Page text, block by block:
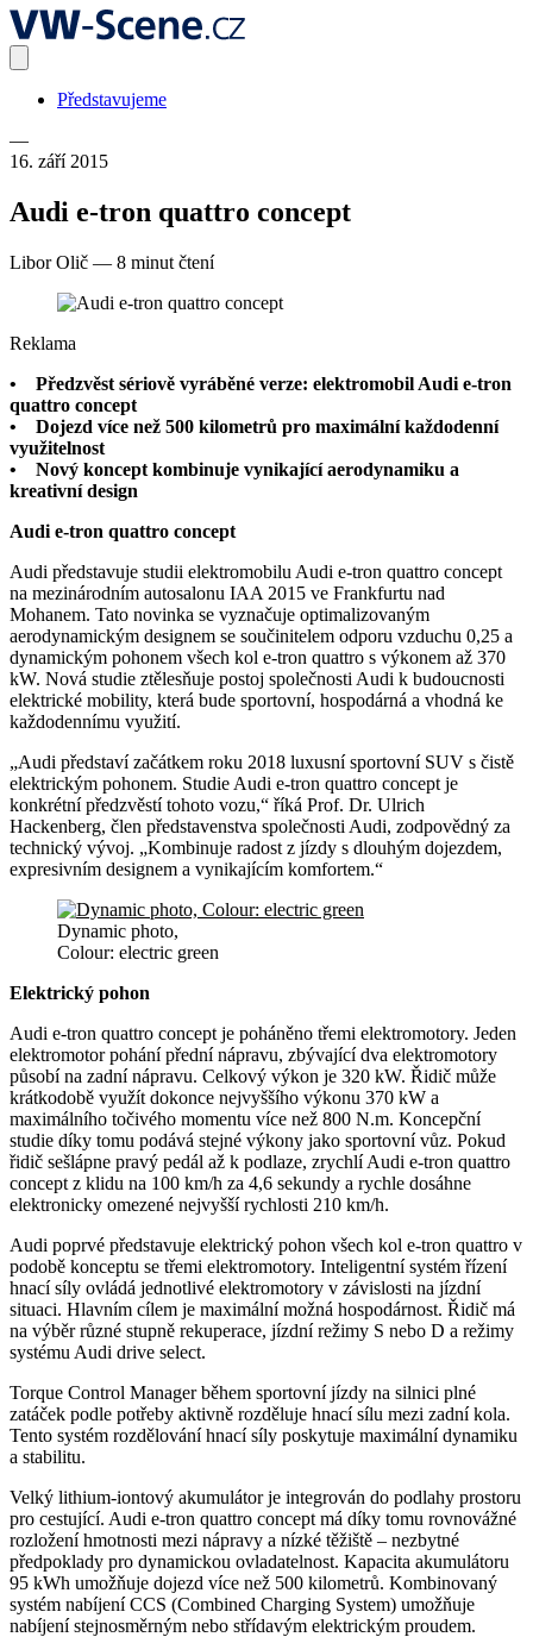
Představujeme
—
16. září 2015
Audi e-tron quattro concept
Libor Olič — 8 minut čtení
Reklama
• Předzvěst sériově vyráběné verze: elektromobil Audi e-tron
quattro concept
• Dojezd více než 500 kilometrů pro maximální každodenní
využitelnost
• Nový koncept kombinuje vynikající aerodynamiku a
kreativní design
Audi e-tron quattro concept
Audi představuje studii elektromobilu Audi e-tron quattro concept
na mezinárodním autosalonu IAA 2015 ve Frankfurtu nad
Mohanem. Tato novinka se vyznačuje optimalizovaným
aerodynamickým designem se součinitelem odporu vzduchu 0,25 a
dynamickým pohonem všech kol e-tron quattro s výkonem až 370
kW. Nová studie ztělesňuje postoj společnosti Audi k budoucnosti
elektrické mobility, která bude sportovní, hospodárná a vhodná ke
každodennímu využití.
„Audi představí začátkem roku 2018 luxusní sportovní SUV s čistě
elektrickým pohonem. Studie Audi e-tron quattro concept je
konkrétní předzvěstí tohoto vozu,“ říká Prof. Dr. Ulrich
Hackenberg, člen představenstva společnosti Audi, zodpovědný za
technický vývoj. „Kombinuje radost z jízdy s dlouhým dojezdem,
expresivním designem a vynikajícím komfortem.“
Dynamic photo,
Colour: electric green
Elektrický pohon
Audi e-tron quattro concept je poháněno třemi elektromotory. Jeden
elektromotor pohání přední nápravu, zbývající dva elektromotory
působí na zadní nápravu. Celkový výkon je 320 kW. Řidič může
krátkodobě využít dokonce nejvyššího výkonu 370 kW a
maximálního točivého momentu více než 800 N.m. Koncepční
studie díky tomu podává stejné výkony jako sportovní vůz. Pokud
řidič sešlápne pravý pedál až k podlaze, zrychlí Audi e-tron quattro
concept z klidu na 100 km/h za 4,6 sekundy a rychle dosáhne
elektronicky omezené nejvyšší rychlosti 210 km/h.
Audi poprvé představuje elektrický pohon všech kol e-tron quattro v
podobě konceptu se třemi elektromotory. Inteligentní systém řízení
hnací síly ovládá jednotlivé elektromotory v závislosti na jízdní
situaci. Hlavním cílem je maximální možná hospodárnost. Řidič má
na výběr různé stupně rekuperace, jízdní režimy S nebo D a režimy
systému Audi drive select.
Torque Control Manager během sportovní jízdy na silnici plné
zatáček podle potřeby aktivně rozděluje hnací sílu mezi zadní kola.
Tento systém rozdělování hnací síly poskytuje maximální dynamiku
a stabilitu.
Velký lithium-iontový akumulátor je integrován do podlahy prostoru
pro cestující. Audi e-tron quattro concept má díky tomu rovnovážné
rozložení hmotnosti mezi nápravy a nízké těžiště – nezbytné
předpoklady pro dynamickou ovladatelnost. Kapacita akumulátoru
95 kWh umožňuje dojezd více než 500 kilometrů. Kombinovaný
systém nabíjení CCS (Combined Charging System) umožňuje
nabíjení stejnosměrným nebo střídavým elektrickým proudem.